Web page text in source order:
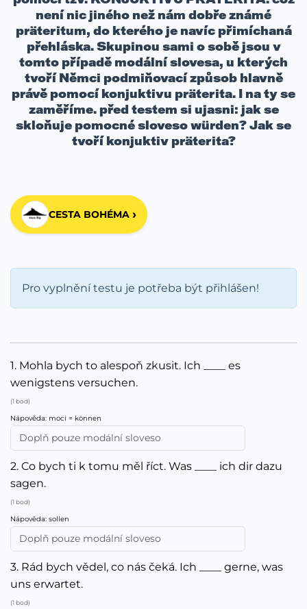
není nic jiného než nám dobře známé
präteritum, do kterého je navíc přimíchaná
přehláska. Skupinou sami o sobě jsou v
tomto případě modální slovesa, u kterých
tvoří Němci podmiňovací způsob hlavně
právě pomocí konjuktivu präterita. I na ty se
zaměříme. před testem si ujasni: jak se
skloňuje pomocné sloveso würden? Jak se
tvoří konjuktiv präterita?
CESTA BOHÉMA ›
Pro vyplnění testu je potřeba být přihlášen!
1. Mohla bych to alespoň zkusit. Ich ____ es
wenigstens versuchen.
(1 bod)
Nápověda: moci = können
2. Co bych ti k tomu měl říct. Was ____ ich dir dazu
sagen.
(1 bod)
Nápověda: sollen
3. Rád bych vědel, co nás čeká. Ich ____ gerne, was
uns erwartet.
(1 bod)